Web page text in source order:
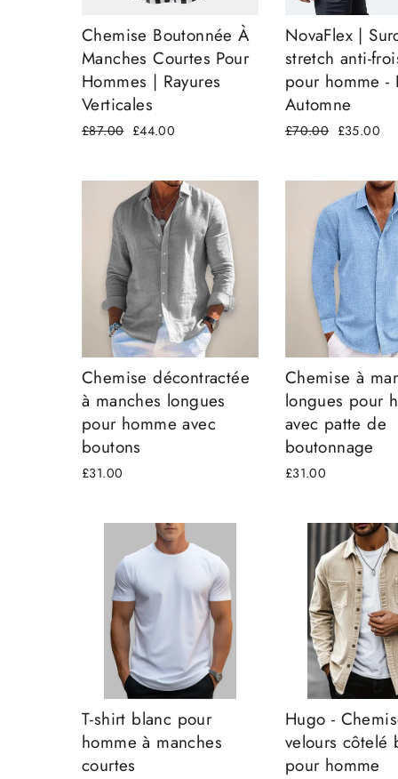
Chemise Boutonnée À
Manches Courtes Pour
Hommes | Rayures
Verticales
Prix
£87.00 Prix
£44.00
NovaFlex |
stretch anti-
pour homme -
Automne
Prix
£70.00 Prix
£35.00
Chemise décontractée
à manches longues
pour homme avec
boutons
£31.00
Chemise à
longues pour
avec patte de
boutonnage
£31.00
T-shirt blanc pour
homme à manches
courtes
Hugo -
velours côtelé
pour homme